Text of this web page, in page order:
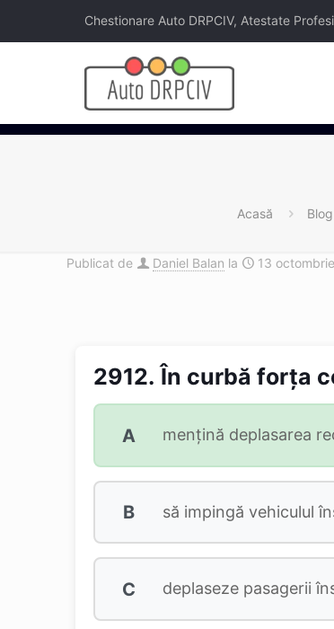
Chestionare Auto DRPCIV, Atestate
Acasă Blog
Publicat de Daniel Balan la 13
2912. În curbă forța
A mențină deplasarea
B să impingă vehiculul
C deplaseze pasagerii